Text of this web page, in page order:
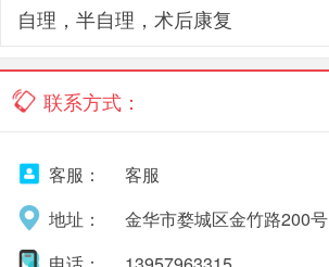
自理，半自理，术后康复
联系方式：
客服：
客服
地址：
金华市婺城区金竹路200号